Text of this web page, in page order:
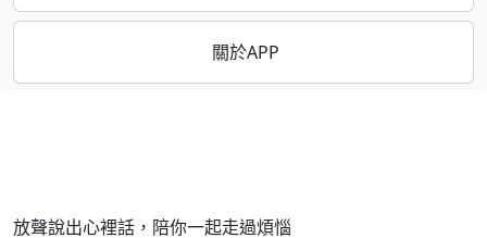
關於APP
放聲說出心裡話，陪你一起走過煩惱